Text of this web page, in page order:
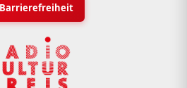
Barrierefreiheit